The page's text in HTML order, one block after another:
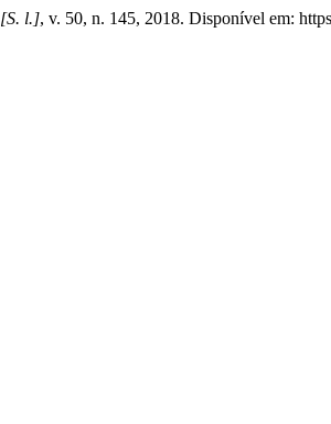
[S. l.], v. 50, n. 145, 2018. Disponível em: